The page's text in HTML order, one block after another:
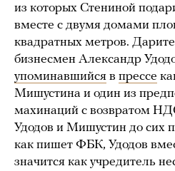
из которых Стениной
вместе с двумя домами
квадратных метров.
бизнесмен Александр
упоминавшийся в прессе
Мишустина и один из
махинаций с возвратом
Удодов и Мишустин до сих
как пишет ФБК, Удодов
значится как учредитель